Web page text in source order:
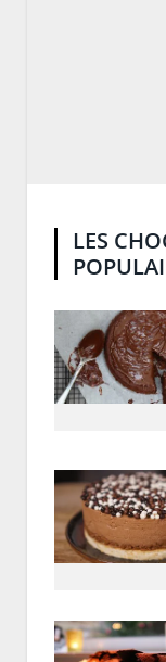
LES